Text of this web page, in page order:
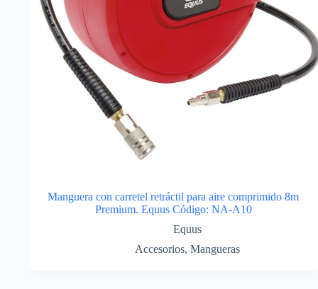
Manguera con carretel retráctil para aire comprimido 8m
Premium. Equus Código: NA-A10
Equus
Accesorios, Mangueras